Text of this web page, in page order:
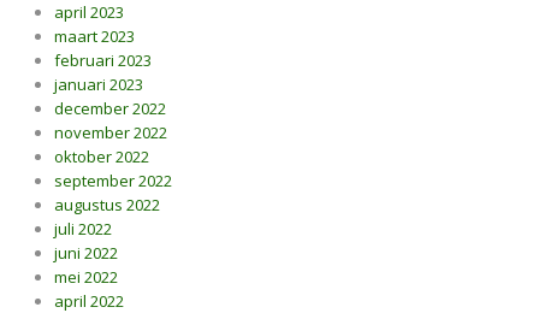
april 2023
maart 2023
februari 2023
januari 2023
december 2022
november 2022
oktober 2022
september 2022
augustus 2022
juli 2022
juni 2022
mei 2022
april 2022